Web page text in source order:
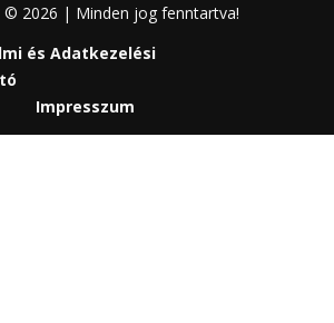
© 2026 | Minden jog fenntartva!
és Adatkezelési
Impresszum